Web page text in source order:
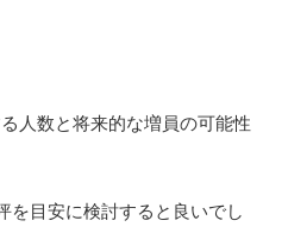
人数と将来的な増員の可能性
を目安に検討すると良いでし